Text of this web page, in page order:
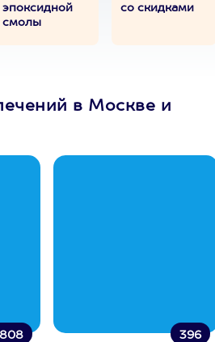
эпоксидной
смолы
со скидками
в Москве и
396